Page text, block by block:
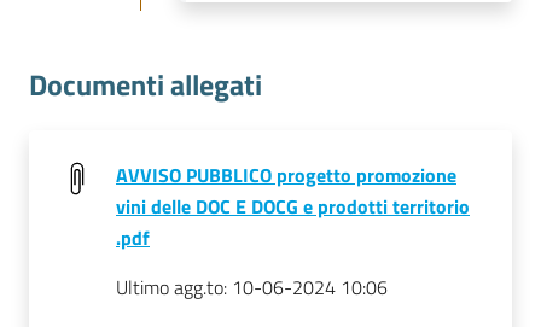
Documenti allegati
AVVISO PUBBLICO progetto promozione
vini delle DOC E DOCG e prodotti territorio
.pdf
Ultimo agg.to: 10-06-2024 10:06